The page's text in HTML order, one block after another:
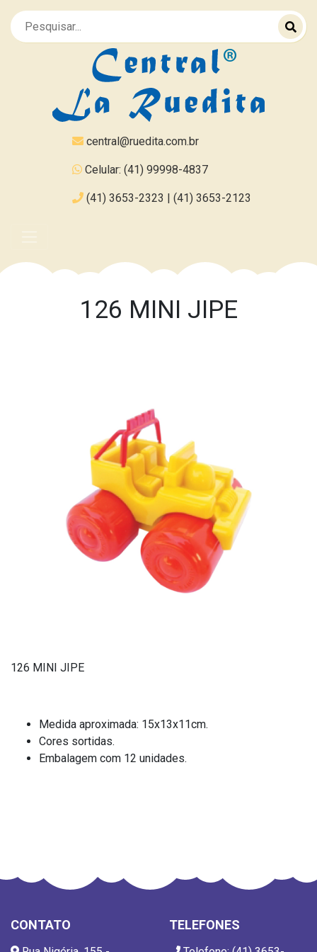
central@ruedita.com.br
Celular: (41) 99998-4837
(41) 3653-2323 | (41) 3653-2123
126 MINI JIPE
126 MINI JIPE
Medida aproximada: 15x13x11cm.
Cores sortidas.
Embalagem com 12 unidades.
CONTATO TELEFONES